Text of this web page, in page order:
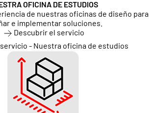
OFICINA DE ESTUDIOS
de nuestras oficinas de diseño para
e implementar soluciones.
Descubrir el servicio
- Nuestra oficina de estudios